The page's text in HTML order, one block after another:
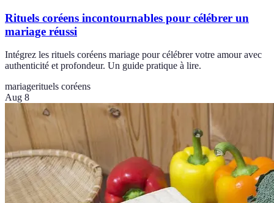
Rituels coréens incontournables pour célébrer un
mariage réussi
Intégrez les rituels coréens mariage pour célébrer votre amour avec
authenticité et profondeur. Un guide pratique à lire.
mariagerituels coréens
Aug 8